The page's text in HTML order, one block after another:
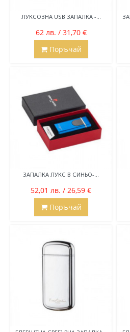
ЛУКСОЗНА USB ЗАПАЛКА -...
62 лв. / 31,70 €
Поръчай
ЗАПАЛКА ЛУКС В СИНЬО-...
52,01 лв. / 26,59 €
Поръчай